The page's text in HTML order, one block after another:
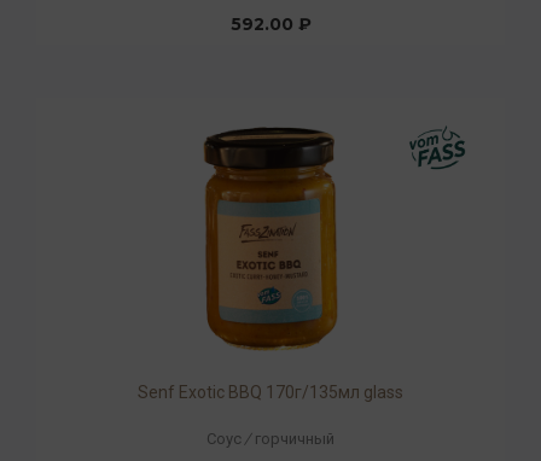
592.00 ₽
Senf Exotic BBQ 170г/135мл glass
Соус / горчичный